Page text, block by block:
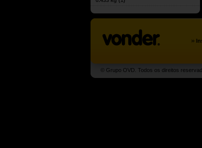
»
© Grupo OVD. Todos os direitos